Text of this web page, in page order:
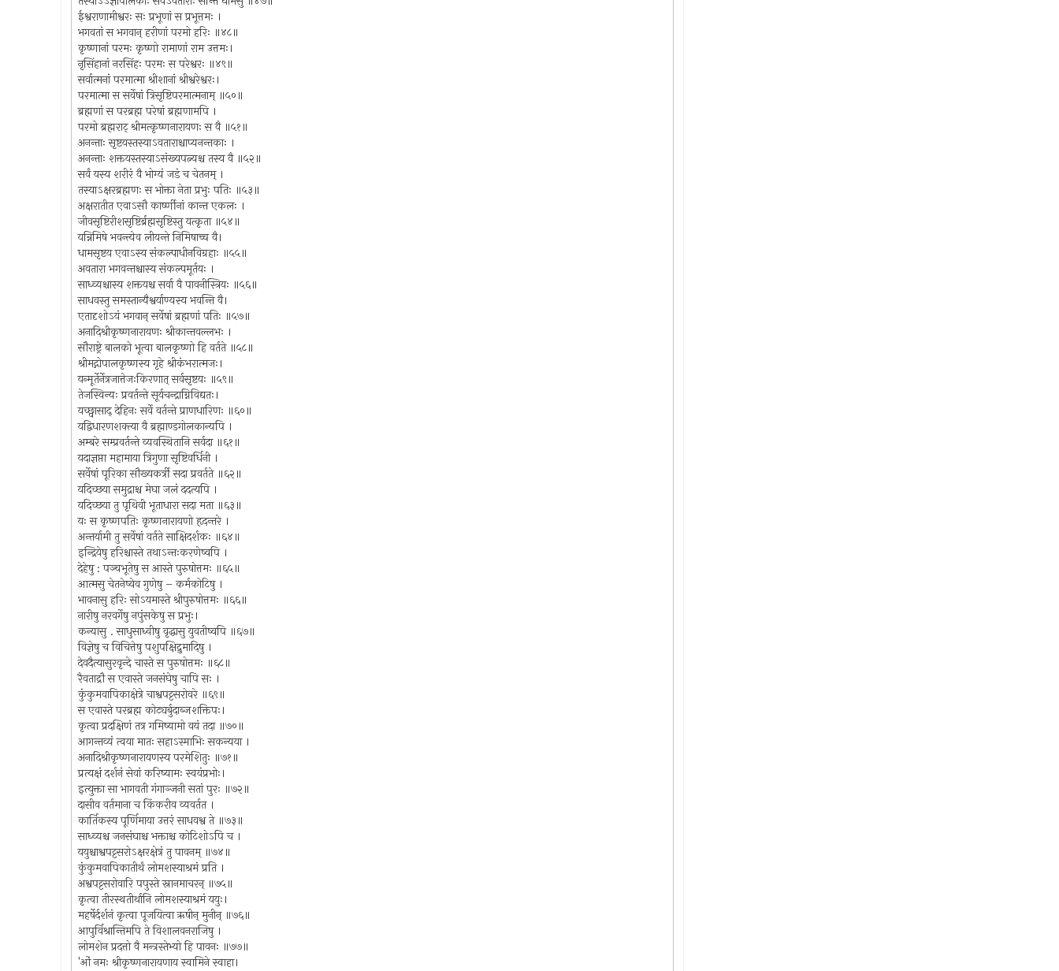
ईश्वराणामीश्वरः सः प्रभूणां स प्रभूत्तमः ।
भगवतां स भगवान् हरीणां परमो हरिः ॥४८॥
कृष्णानां परमः कृष्णो रामाणां राम उत्तमः।
नृसिंहानां नरसिंहः परमः स परेश्वरः ॥४९॥
सर्वात्मनां परमात्मा श्रीशानां श्रीश्वरेश्वरः।
परमात्मा स सर्वेषां त्रिसृष्टिपरमात्मनाम् ॥५०॥
ब्रह्मणां स परब्रह्म परेषां ब्रह्मणामपि ।
परमो ब्रह्मराट् श्रीमत्कृष्णनारायणः स वै ॥५१॥
अनन्ताः सृष्टयस्तस्याऽवताराश्चाप्यनन्तकाः ।
अनन्ताः शक्तयस्तस्याऽसंख्यपत्न्यश्च तस्य वै ॥५२॥
सर्वं यस्य शरीरं वै भोग्यं जडं च चेतनम् ।
तस्याऽक्षरब्रह्मणः स भोक्ता नेता प्रभुः पतिः ॥५३॥
अक्षरातीत एवाऽसौ कार्ष्णीनां कान्त एकलः ।
जीवसृष्टिरीशसृष्टिर्ब्रह्मसृष्टिस्तु यत्कृता ॥५४॥
यन्निमिषे भवन्त्येव लीयन्ते निमिषाच्च वै।
धामसृष्टय एवाऽस्य संकल्पाधीनविग्रहाः ॥५५॥
अवतारा भगवन्तश्चास्य संकल्पमूर्तयः ।
साध्व्यश्चास्य शक्तयश्च सर्वा वै पावनीस्त्रियः ॥५६॥
साधवस्तु समस्तान्यैश्वर्याण्यस्य भवन्ति वै।
एतादृशोऽयं भगवान् सर्वेषां ब्रह्मणां पतिः ॥५७॥
अनादिश्रीकृष्णनारायणः श्रीकान्तवल्लभः ।
सौराष्ट्रे बालको भूत्वा बालकृष्णो हि वर्तते ॥५८॥
श्रीमद्गोपालकृष्णस्य गृहे श्रीकंभरात्मजः।
यन्मूर्तेर्नेत्रजात्तेजःकिरणात् सर्वसृष्टयः ॥५९॥
तेजस्विन्यः प्रवर्तन्ते सूर्यचन्द्राग्निविद्यतः।
यच्छ्वासाद् देहिनः सर्वे वर्तन्ते प्राणधारिणः ॥६०॥
यद्विधारणशक्त्या वै ब्रह्माण्डगोलकान्यपि ।
अम्बरे सम्प्रवर्तन्ते व्यवस्थितानि सर्वदा ॥६१॥
यदाज्ञप्ता महामाया त्रिगुणा सृष्टिवर्धिनी ।
सर्वेषां पूरिका सौख्यकर्त्री सदा प्रवर्तते ॥६२॥
यदिच्छया समुद्राश्च मेघा जलं ददत्यपि ।
यदिच्छया तु पृथिवी भूताधारा सदा मता ॥६३॥
यः स कृष्णपतिः कृष्णनारायणो हृदन्तरे ।
अन्तर्यामी तु सर्वेषां वर्तते साक्षिदर्शकः ॥६४॥
इन्द्रियेषु हरिश्चास्ते तथाऽन्तःकरणेष्वपि ।
देहेषु : पञ्चभूतेषु स आस्ते पुरुषोत्तमः ॥६५॥
आत्मसु चेतनेष्वेव गुणेषु – कर्मकोटिषु ।
भावनासु हरिः सोऽयमास्ते श्रीपुरुषोत्तमः ॥६६॥
नारीषु नरवर्गेषु नपुंसकेषु स प्रभुः।
कन्यासु . साधुसाध्वीषु वृद्धासु युवतीष्वपि ॥६७॥
विज्ञेषु च विचित्तेषु पशुपक्षिद्रुमादिषु ।
देवदैत्यासुरवृन्दे चास्ते स पुरुषोत्तमः ॥६८॥
रैवताद्रौ स एवास्ते जनसंघेषु चापि सः ।
कुंकुमवापिकाक्षेत्रे चाश्वपट्टसरोवरे ॥६९॥
स एवास्ते परब्रह्म कोट्यर्बुदाब्जशक्तिपः।
कृत्वा प्रदक्षिणं तत्र गमिष्यामो वयं तदा ॥७०॥
आगन्तव्यं त्वया मातः सहाऽस्माभिः सकन्यया ।
अनादिश्रीकृष्णनारायणस्य परमेशितुः ॥७१॥
प्रत्यक्षं दर्शनं सेवां करिष्यामः स्वयंप्रभोः।
इत्युक्ता सा भागवती गंगाञ्जनी सतां पुरः ॥७२॥
दासीव वर्तमाना च किंकरीव व्यवर्तत ।
कार्तिकस्य पूर्णिमाया उत्तरं साधवश्व ते ॥७३॥
साध्व्यश्च जनसंघाश्च भक्ताश्च कोटिशोऽपि च ।
ययुश्चाश्वपट्टसरोऽक्षरक्षेत्रं तु पावनम् ॥७४॥
कुंकुमवापिकातीर्थं लोमशस्याश्रमं प्रति ।
अश्वपट्टसरोवारि पपुस्ते स्नानमाचरन् ॥७५॥
कृत्वा तीरस्थतीर्थानि लोमशस्याश्रमं ययुः।
महर्षेर्दर्शनं कृत्वा पूजयित्वा ऋषीन् मुनीन् ॥७६॥
आपुर्विश्रान्तिमपि ते विशालवनराजिषु ।
लोमशेन प्रदत्तो वै मन्त्रस्तेभ्यो हि पावनः ॥७७॥
'ओं नमः श्रीकृष्णनारायणाय स्वामिने स्वाहा।